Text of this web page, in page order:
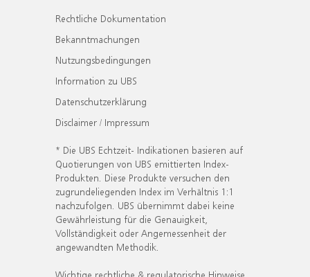
Rechtliche Dokumentation
Bekanntmachungen
Nutzungsbedingungen
Information zu UBS
Datenschutzerklärung
Disclaimer / Impressum
* Die UBS Echtzeit- Indikationen basieren auf
Quotierungen von UBS emittierten Index-
Produkten. Diese Produkte versuchen den
zugrundeliegenden Index im Verhältnis 1:1
nachzufolgen. UBS übernimmt dabei keine
Gewährleistung für die Genauigkeit,
Vollständigkeit oder Angemessenheit der
angewandten Methodik.